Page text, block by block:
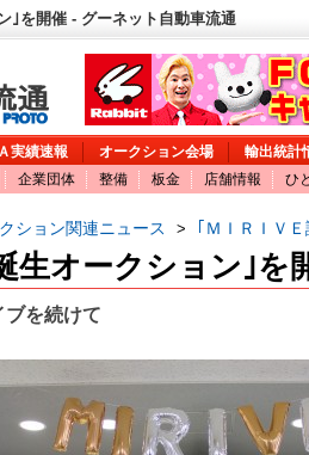
｣を開催 - グーネット自動車流通
実績速報 オークション会場
輸出統計
企業団体 整備 板金 店舗情報 ひ
ション関連ニュース > ｢ＭＩＲＩＶ
生オークション｣を
を続けて